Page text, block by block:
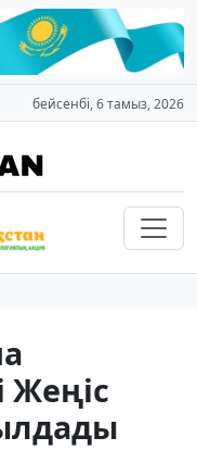
бейсенбі, 6 тамыз, 2026
Жеңіс